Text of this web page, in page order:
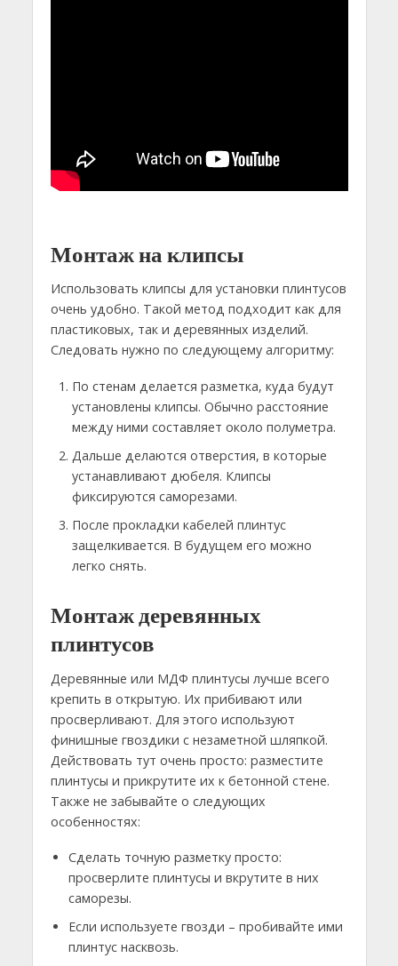
Монтаж на клипсы
Использовать клипсы для установки плинтусов
очень удобно. Такой метод подходит как для
пластиковых, так и деревянных изделий.
Следовать нужно по следующему алгоритму:
По стенам делается разметка, куда будут
установлены клипсы. Обычно расстояние
между ними составляет около полуметра.
Дальше делаются отверстия, в которые
устанавливают дюбеля. Клипсы
фиксируются саморезами.
После прокладки кабелей плинтус
защелкивается. В будущем его можно
легко снять.
Монтаж деревянных
плинтусов
Деревянные или МДФ плинтусы лучше всего
крепить в открытую. Их прибивают или
просверливают. Для этого используют
финишные гвоздики с незаметной шляпкой.
Действовать тут очень просто: разместите
плинтусы и прикрутите их к бетонной стене.
Также не забывайте о следующих
особенностях:
Сделать точную разметку просто:
просверлите плинтусы и вкрутите в них
саморезы.
Если используете гвозди – пробивайте ими
плинтус насквозь.